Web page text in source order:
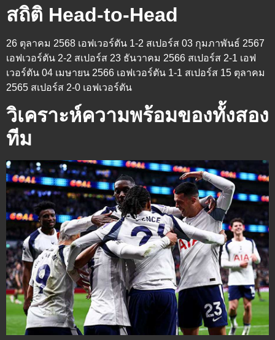
สถิติ Head-to-Head
26 ตุลาคม 2568 เอฟเวอร์ตัน 1-2 สเปอร์ส 03 กุมภาพันธ์ 2567
เอฟเวอร์ตัน 2-2 สเปอร์ส 23 ธันวาคม 2566 สเปอร์ส 2-1 เอฟ
เวอร์ตัน 04 เมษายน 2566 เอฟเวอร์ตัน 1-1 สเปอร์ส 15 ตุลาคม
2565 สเปอร์ส 2-0 เอฟเวอร์ตัน
วิเคราะห์ความพร้อมของทั้งสอง
ทีม